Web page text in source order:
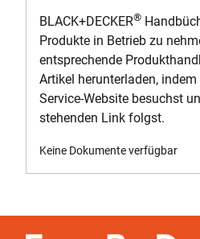
BLACK+DECKER®
Produkte in Betrieb zu
entsprechende
Artikel herunterladen,
Service-Website besuchst
stehenden Link folgst.
Keine Dokumente verfügbar